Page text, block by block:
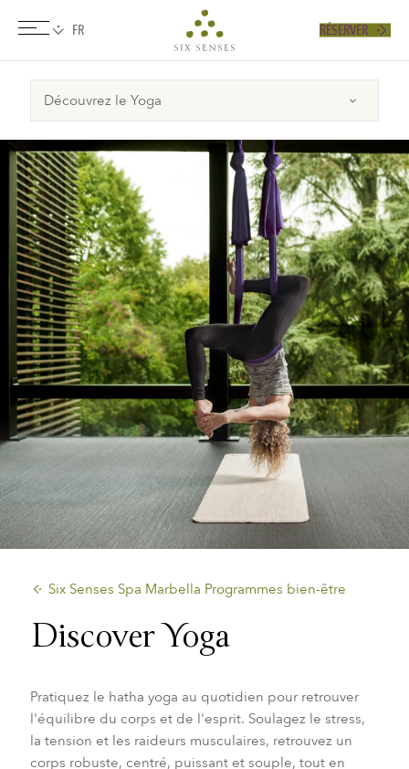
RÉSERVER
​Six Senses Spa Marbella Programmes bien-être
Discover Yoga
Pratiquez le hatha yoga au quotidien pour retrouver
l'équilibre du corps et de l'esprit. Soulagez le stress,
la tension et les raideurs musculaires, retrouvez un
corps robuste, centré, puissant et souple, tout en